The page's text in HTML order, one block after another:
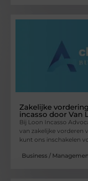
Zakelijke
incasso door Van
Bij Loon Incasso
van zakelijke vorderen
kunt ons inschakelen
Business /